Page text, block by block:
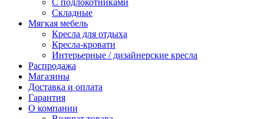
С подлокотниками
Складные
Мягкая мебель
Кресла для отдыха
Кресла-кровати
Интерьерные / дизайнерские кресла
Распродажа
Магазины
Доставка и оплата
Гарантия
О компании